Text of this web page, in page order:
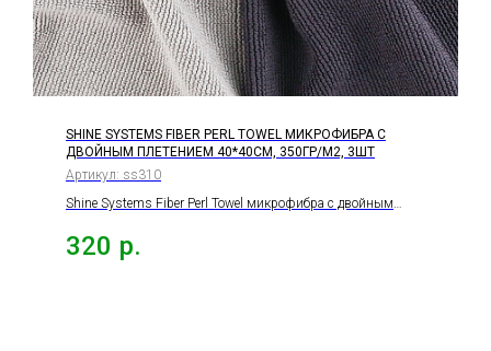
SHINE SYSTEMS FIBER PERL TOWEL МИКРОФИБРА С
ДВОЙНЫМ ПЛЕТЕНИЕМ 40*40СМ, 350ГР/М2, 3ШТ
Артикул: ss310
Shine Systems Fiber Perl Towel микрофибра с двойным
320 р.